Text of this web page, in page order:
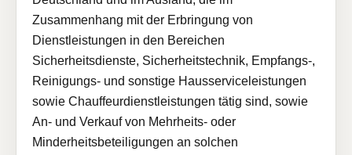
Zusammenhang mit der Erbringung von
Dienstleistungen in den Bereichen
Sicherheitsdienste, Sicherheitstechnik, Empfangs-,
Reinigungs- und sonstige Hausserviceleistungen
sowie Chauffeurdienstleistungen tätig sind, sowie
An- und Verkauf von Mehrheits- oder
Minderheitsbeteiligungen an solchen